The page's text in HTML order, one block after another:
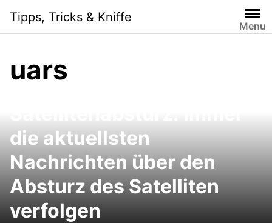
content
Tipps, Tricks & Kniffe
Menu
uars
die aktuellsten
Nachrichten über den
Absturz des Satelliten
verfolgen